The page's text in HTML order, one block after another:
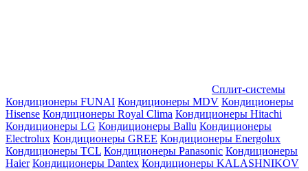
Сплит-системы
Кондиционеры FUNAI Кондиционеры MDV Кондиционеры
Hisense Кондиционеры Royal Clima Кондиционеры Hitachi
Кондиционеры LG Кондиционеры Ballu Кондиционеры
Electrolux Кондиционеры GREE Кондиционеры Energolux
Кондиционеры TCL Кондиционеры Panasonic Кондиционеры
Haier Кондиционеры Dantex Кондиционеры KALASHNIKOV